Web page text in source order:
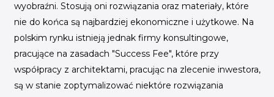
wyobraźni. Stosują oni rozwiązania oraz materiały, które
nie do końca są najbardziej ekonomiczne i użytkowe. Na
polskim rynku istnieją jednak firmy konsultingowe,
pracujące na zasadach "Success Fee", które przy
współpracy z architektami, pracując na zlecenie inwestora,
są w stanie zoptymalizować niektóre rozwiązania